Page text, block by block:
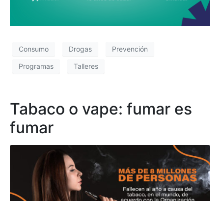
Consumo Drogas Prevención
Programas Talleres
Tabaco o vape: fumar es
fumar